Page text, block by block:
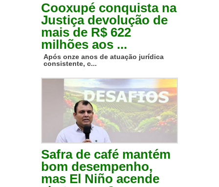
Cooxupé conquista na
Justiça devolução de
mais de R$ 622
milhões aos ...
Após onze anos de atuação jurídica
consistente, c...
Safra de café mantém
bom desempenho,
mas El Niño acende